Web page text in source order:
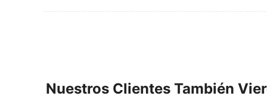
Nuestros Clientes También